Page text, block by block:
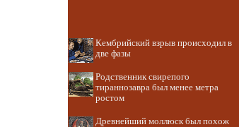
Кембрийский взрыв происходил в
две фазы
Родственник свирепого
тираннозавра был менее метра
ростом
Древнейший моллюск был похож